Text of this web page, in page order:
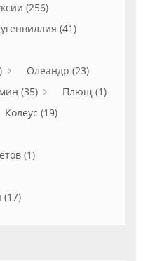
(256)
(41)
Олеандр (23)
(35)
Плющ (1)
Колеус (19)
(1)